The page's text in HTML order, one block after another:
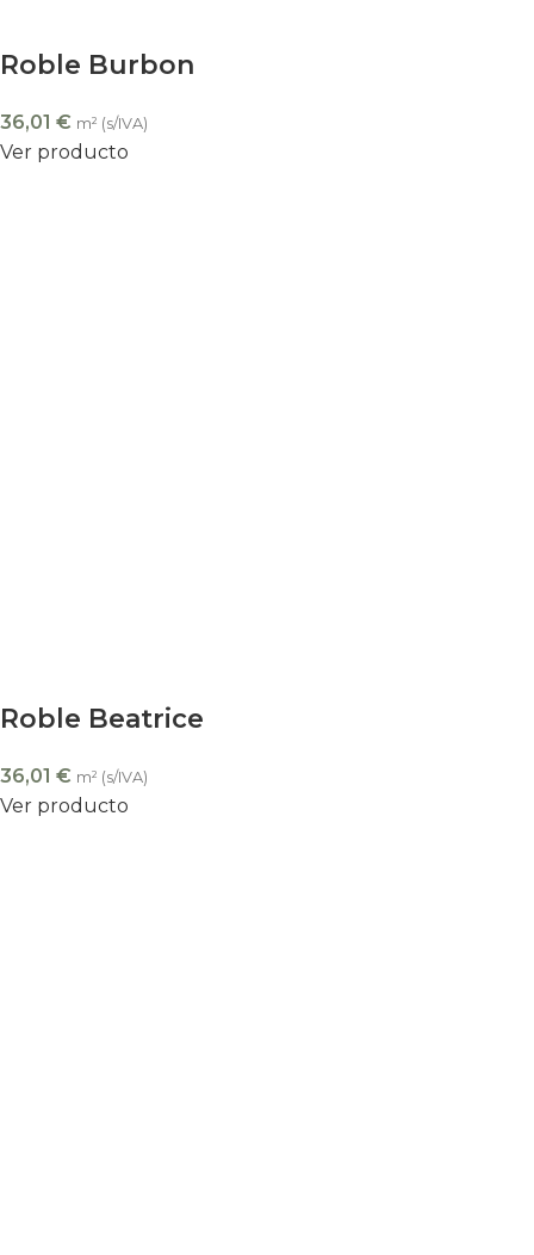
Roble Burbon
36,01 € m² (s/IVA)
Ver producto
Roble Beatrice
36,01 € m² (s/IVA)
Ver producto